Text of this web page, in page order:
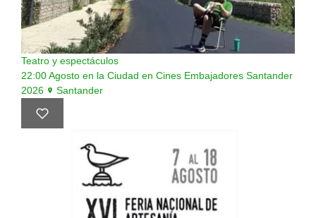
Teatro y espectáculos
22:00Agosto en la Ciudad en Cines Embajadores Santander
2026
Santander